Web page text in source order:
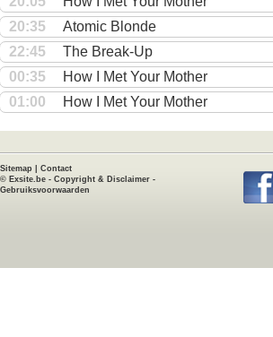
20:35
Atomic Blonde
22:45
The Break-Up
00:35
How I Met Your Mother
01:00
How I Met Your Mother
Sitemap
Contact
© Exsite.be - Copyright & Disclaimer -
Gebruiksvoorwaarden